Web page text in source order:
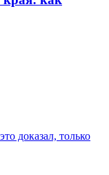
доказал, только